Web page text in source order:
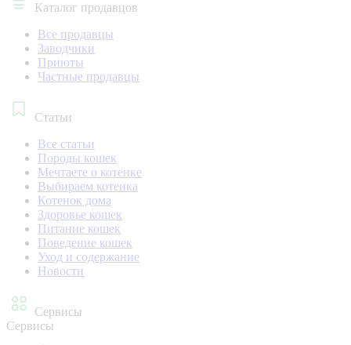
Каталог продавцов
Все продавцы
Заводчики
Приюты
Частные продавцы
Статьи
Все статьи
Породы кошек
Мечтаете о котенке
Выбираем котенка
Котенок дома
Здоровье кошек
Питание кошек
Поведение кошек
Уход и содержание
Новости
Сервисы
Сервисы